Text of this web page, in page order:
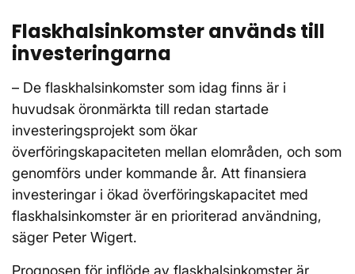
Flaskhalsinkomster används till
investeringarna
– De flaskhalsinkomster som idag finns är i
huvudsak öronmärkta till redan startade
investeringsprojekt som ökar
överföringskapaciteten mellan elområden, och som
genomförs under kommande år. Att finansiera
investeringar i ökad överföringskapacitet med
flaskhalsinkomster är en prioriterad användning,
säger Peter Wigert.